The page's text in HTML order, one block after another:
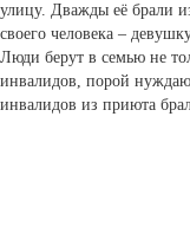
улицу. Дважды её брали
своего человека –
Люди берут в семью не
инвалидов, порой
инвалидов из приюта